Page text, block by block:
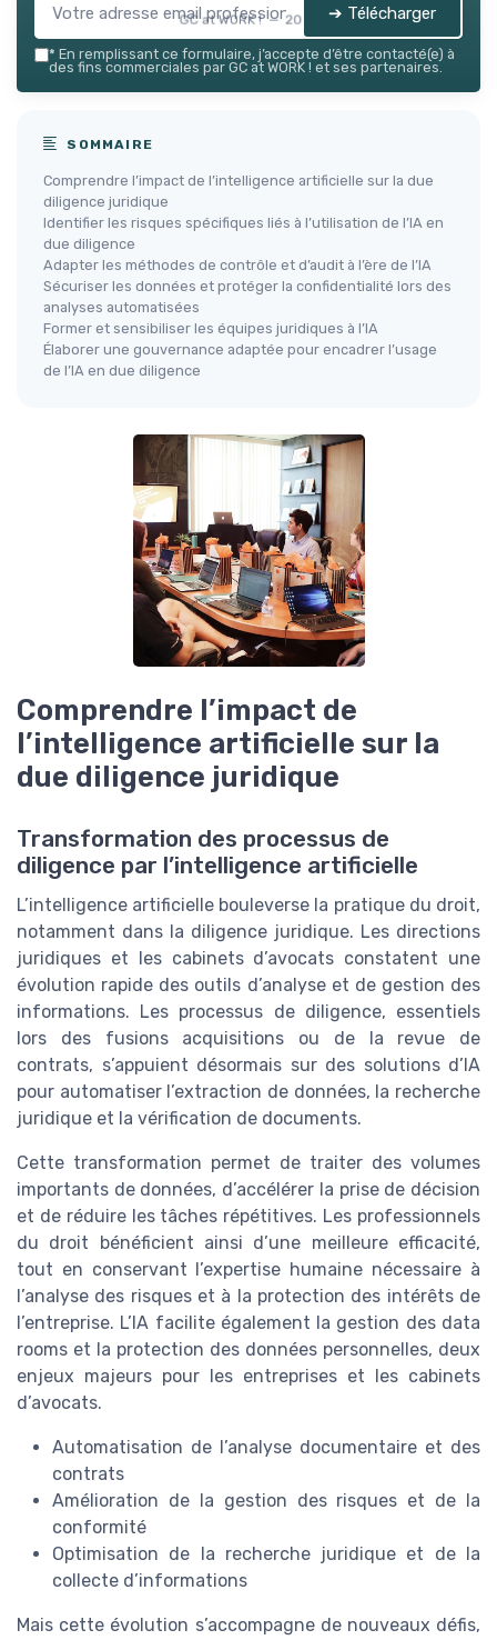
GC at WORK ! — 2026 ➔ Télécharger
* En remplissant ce formulaire, j’accepte d’être contacté(e) à
des fins commerciales par GC at WORK ! et ses partenaires.
SOMMAIRE
Comprendre l’impact de l’intelligence artificielle sur la due
diligence juridique
Identifier les risques spécifiques liés à l’utilisation de l’IA en
due diligence
Adapter les méthodes de contrôle et d’audit à l’ère de l’IA
Sécuriser les données et protéger la confidentialité lors des
analyses automatisées
Former et sensibiliser les équipes juridiques à l’IA
Élaborer une gouvernance adaptée pour encadrer l’usage
de l’IA en due diligence
Comprendre l’impact de
l’intelligence artificielle sur la
due diligence juridique
Transformation des processus de
diligence par l’intelligence artificielle
L’intelligence artificielle bouleverse la pratique du droit,
notamment dans la diligence juridique. Les directions
juridiques et les cabinets d’avocats constatent une
évolution rapide des outils d’analyse et de gestion des
informations. Les processus de diligence, essentiels
lors des fusions acquisitions ou de la revue de
contrats, s’appuient désormais sur des solutions d’IA
pour automatiser l’extraction de données, la recherche
juridique et la vérification de documents.
Cette transformation permet de traiter des volumes
importants de données, d’accélérer la prise de décision
et de réduire les tâches répétitives. Les professionnels
du droit bénéficient ainsi d’une meilleure efficacité,
tout en conservant l’expertise humaine nécessaire à
l’analyse des risques et à la protection des intérêts de
l’entreprise. L’IA facilite également la gestion des data
rooms et la protection des données personnelles, deux
enjeux majeurs pour les entreprises et les cabinets
d’avocats.
Automatisation de l’analyse documentaire et des
contrats
Amélioration de la gestion des risques et de la
conformité
Optimisation de la recherche juridique et de la
collecte d’informations
Mais cette évolution s’accompagne de nouveaux défis,